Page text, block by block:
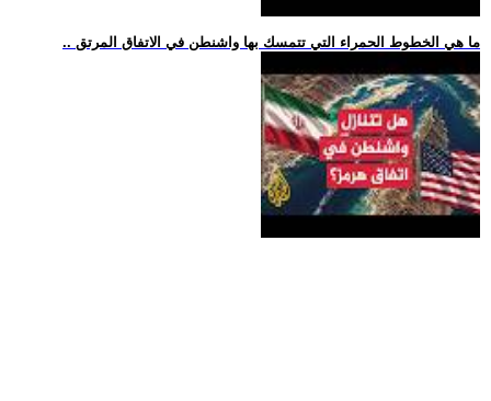
.. ما هي الخطوط الحمراء التي تتمسك بها واشنطن في الاتفاق المرتق